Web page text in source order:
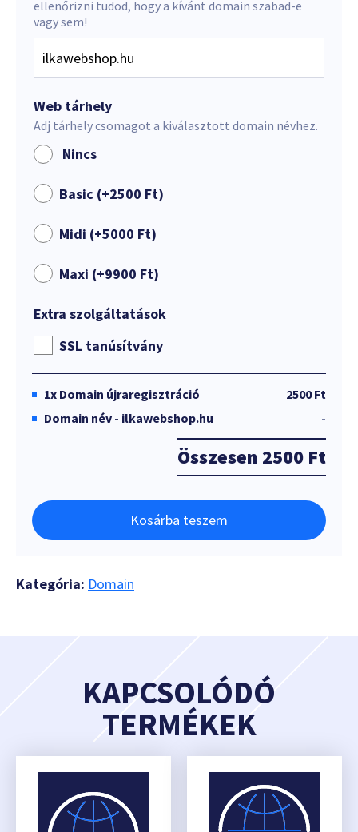
ellenőrizni tudod, hogy a kívánt domain szabad-e
vagy sem!
Web tárhely
Adj tárhely csomagot a kiválasztott domain névhez.
Nincs
Basic (+2500 Ft)
Midi (+5000 Ft)
Maxi (+9900 Ft)
Extra szolgáltatások
SSL tanúsítvány
1x Domain újraregisztráció
2500 Ft
Domain név - ilkawebshop.hu
-
Összesen 2500 Ft
Kosárba teszem
Kategória: Domain
KAPCSOLÓDÓ
TERMÉKEK